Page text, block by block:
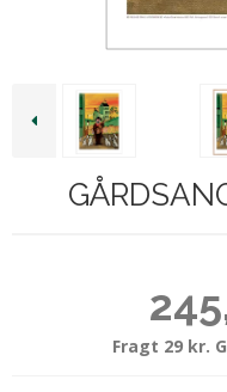
Fragt 29 kr.